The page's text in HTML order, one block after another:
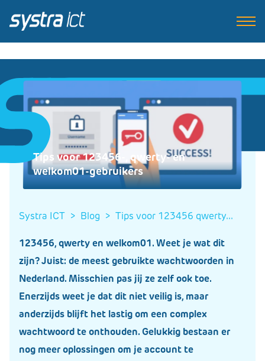
Tips voor 123456-, qwerty- en
welkom01-gebruikers
Systra ICT > blog > tips voor 123456 qwerty...
123456, qwerty en welkom01. Weet je wat dit
zijn? Juist: de meest gebruikte wachtwoorden in
Nederland. Misschien pas jij ze zelf ook toe.
Enerzijds weet je dat dit niet veilig is, maar
anderzijds blijft het lastig om een complex
wachtwoord te onthouden. Gelukkig bestaan er
nog meer oplossingen om je account te